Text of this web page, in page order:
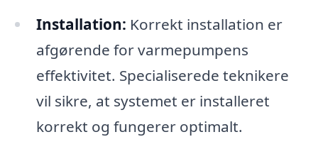
Installation: Korrekt installation er
afgørende for varmepumpens
effektivitet. Specialiserede teknikere
vil sikre, at systemet er installeret
korrekt og fungerer optimalt.